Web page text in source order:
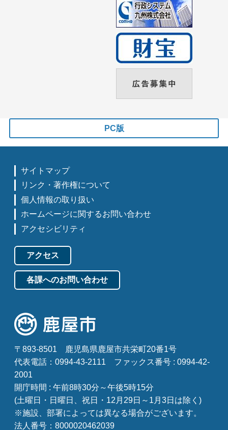
PC版
サイトマップ
リンク・著作権について
個人情報の取り扱い
ホームページに関するお問い合わせ
アクセシビリティ
アクセス
各課へのお問い合わせ
〒893-8501
鹿児島県鹿屋市共栄町20番1号
代表電話：0994-43-2111
ファックス番号 : 0994-42-
2001
開庁時間 : 午前8時30分～午後5時15分
(土曜日・日曜日、祝日・12月29日～1月3日は除く)
※施設、部署によっては異なる場合がございます。
法人番号：8000020462039